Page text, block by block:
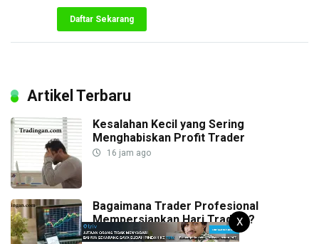
Daftar Sekarang
Artikel Terbaru
Kesalahan Kecil yang Sering
Menghabiskan Profit Trader
16 jam ago
Bagaimana Trader Profesional
Mempersiapkan Hari Trading?
16 jam ago
X